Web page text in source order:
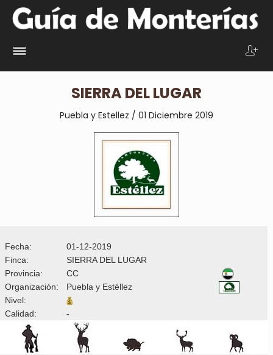
SIERRA DEL LUGAR
Puebla y Estellez / 01 Diciembre 2019
Fecha:
01-12-2019
Finca:
SIERRA DEL LUGAR
Provincia:
CC
Organización:
Puebla y Estéllez
Nivel:
Calidad:
-